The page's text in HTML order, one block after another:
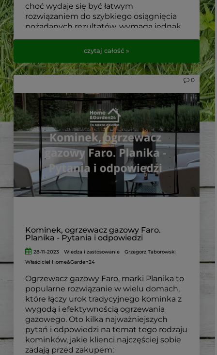
choć wydaje się być łatwym
rozwiązaniem do szybkiego osiągnięcia
pożądanych rezultatów, wymaga jednak
zaangażowania. Aby zainwestowane
środki przyniosły oczekiwany efekt, warto
zapoznać się z kilkoma kluczowymi
wskazówkami. Poniżej przedstawiamy
oparte o najpopularniejsze zapytania
naszych klientów.
czytaj całość »
Kominek, ogrzewacz gazowy Faro.
Planika - Pytania i odpowiedzi
0
28-11-2023 Wiedza i zastosowanie
Grzegorz Taborowski |
Właściciel Home&Garden24
Ogrzewacz gazowy Faro, marki Planika to
popularne rozwiązanie w wielu domach,
które łączy urok tradycyjnego kominka z
wygodą i efektywnością ogrzewania
gazowego. Oto kilka najważniejszych
pytań i odpowiedzi na temat tego rodzaju
kominków, jakie klienci najczęściej sobie
zadają przed zakupem: